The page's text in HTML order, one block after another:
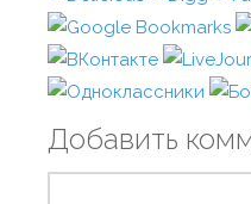
Добавить